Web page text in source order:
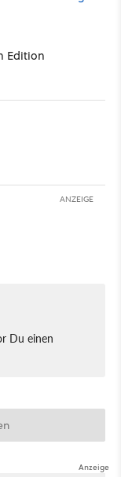
Edition
ANZEIGE
Du einen